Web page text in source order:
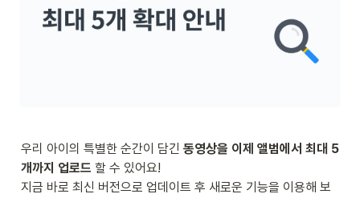
우리 아이의 특별한 순간이 담긴 동영상을 이제 앨범에서 최대 5
개까지 업로드 할 수 있어요!
지금 바로 최신 버전으로 업데이트 후 새로운 기능을 이용해 보